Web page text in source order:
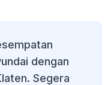
dengan
. Segera